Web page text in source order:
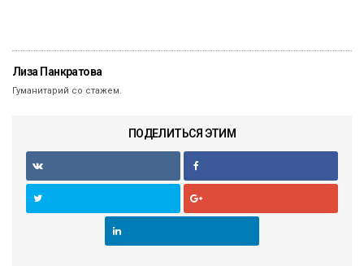
Лиза Панкратова
Гуманитарий со стажем.
ПОДЕЛИТЬСЯ ЭТИМ